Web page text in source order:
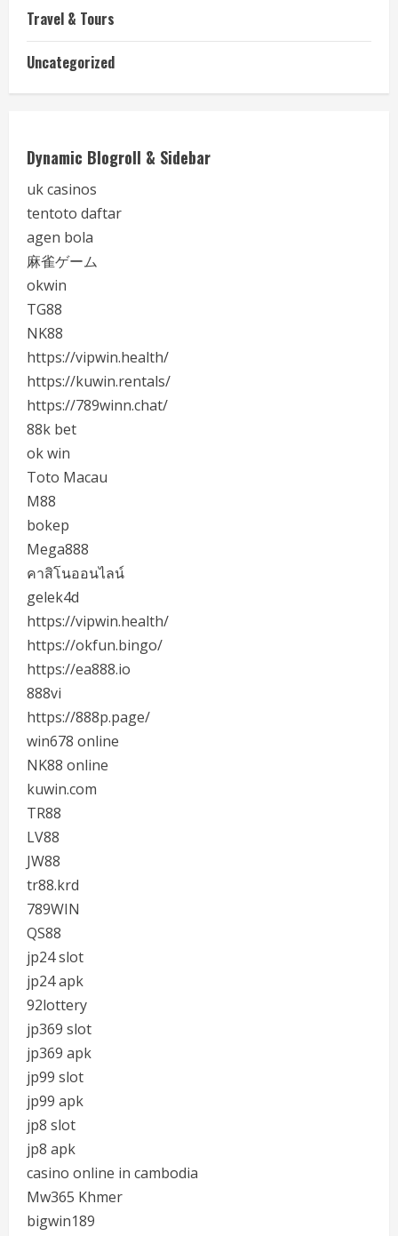
Travel & Tours
Uncategorized
Dynamic Blogroll & Sidebar
uk casinos
tentoto daftar
agen bola
麻雀ゲーム
okwin
TG88
NK88
https://vipwin.health/
https://kuwin.rentals/
https://789winn.chat/
88k bet
ok win
Toto Macau
M88
bokep
Mega888
คาสิโนออนไลน์
gelek4d
https://vipwin.health/
https://okfun.bingo/
https://ea888.io
888vi
https://888p.page/
win678 online
NK88 online
kuwin.com
TR88
LV88
JW88
tr88.krd
789WIN
QS88
jp24 slot
jp24 apk
92lottery
jp369 slot
jp369 apk
jp99 slot
jp99 apk
jp8 slot
jp8 apk
casino online in cambodia
Mw365 Khmer
bigwin189